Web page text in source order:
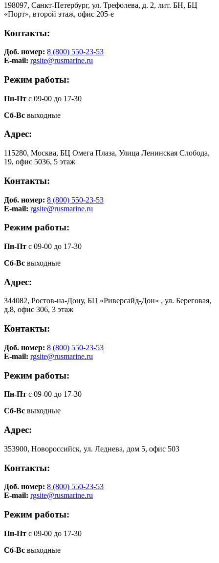
198097, Санкт-Петербург, ул. Трефолева, д. 2, лит. БН, БЦ
«Порт», второй этаж, офис 205-е
Контакты:
Доб. номер: 8 (800) 550-23-53
E-mail: rgsite@rusmarine.ru
Режим работы:
Пн-Пт с 09-00 до 17-30
Сб-Вс выходные
Адрес:
115280, Москва, БЦ Омега Плаза, Улица Ленинская Слобода,
19, офис 5036, 5 этаж
Контакты:
Доб. номер: 8 (800) 550-23-53
E-mail: rgsite@rusmarine.ru
Режим работы:
Пн-Пт с 09-00 до 17-30
Сб-Вс выходные
Адрес:
344082, Ростов-на-Дону, БЦ «Риверсайд-Дон» , ул. Береговая,
д.8, офис 306, 3 этаж
Контакты:
Доб. номер: 8 (800) 550-23-53
E-mail: rgsite@rusmarine.ru
Режим работы:
Пн-Пт с 09-00 до 17-30
Сб-Вс выходные
Адрес:
353900, Новороссийск, ул. Леднева, дом 5, офис 503
Контакты:
Доб. номер: 8 (800) 550-23-53
E-mail: rgsite@rusmarine.ru
Режим работы:
Пн-Пт с 09-00 до 17-30
Сб-Вс выходные